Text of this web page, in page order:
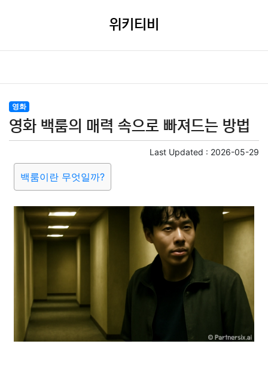
위키티비
영화
영화 백룸의 매력 속으로 빠져드는 방법
Last Updated : 2026-05-29
백룸이란 무엇일까?